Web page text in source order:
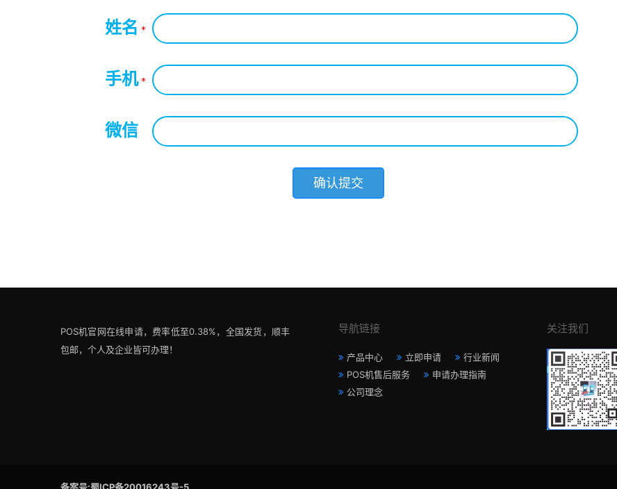
姓名 *
手机*
微信
POS机官网在线申请，费率低至0.38%，全国发货，顺丰
包邮，个人及企业皆可办理！
导航链接
产品中心 立即申请
行业新闻
POS机售后服务
申请办理指南
公司理念
关注我们
备案号:蜀ICP备20016243号-5